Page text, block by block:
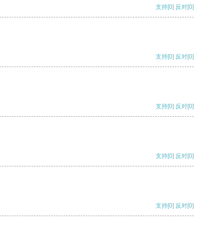
支持[0] 反对[0]
支持[0] 反对[0]
支持[0] 反对[0]
支持[0] 反对[0]
支持[0] 反对[0]